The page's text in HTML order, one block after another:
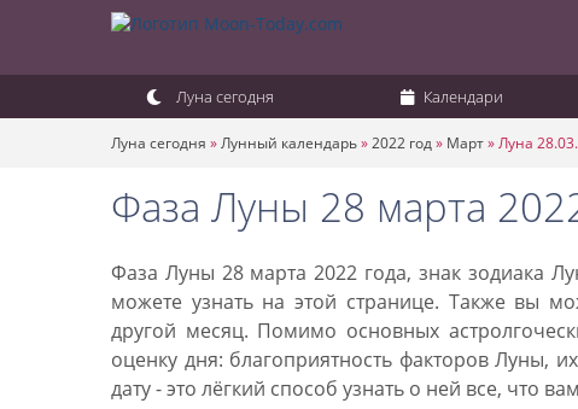
Луна сегодня Календари
Луна сегодня »Лунный календарь»2022 год» Март»Луна
Фаза Луны 28 марта
Фаза Луны 28 марта 2022 года, знак зодиака
можете узнать на этой странице. Также вы
другой месяц. Помимо основных
оценку дня: благоприятность факторов Луны,
дату - это лёгкий способ узнать о ней все, что